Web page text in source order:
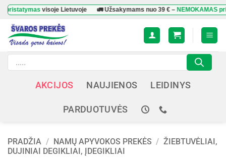
Skip
content
visoje Lietuvoje 🚛 Užsakymams nuo39 €–NEMOKAMAS
Products
search
AKCIJOS NAUJIENOS LEIDINYS
PARDUOTUVĖS
PRADŽIA / NAMŲ APYVOKOS PREKĖS / ŽIEBTUVĖLIAI,
DUJINIAI DEGIKLIAI, ĮDEGIKLIAI